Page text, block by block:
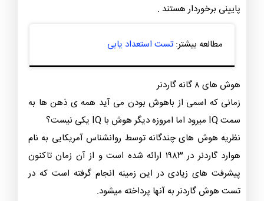
پایینی برخوردار هستند .
مطالعه بیشتر: تست استعداد یابی
هوش های ۸ گانه گاردنر
زمانی که اسمی از باهوش بودن می آید همه ی ذهن ها به
سمت IQ میرود اما امروزه دیگر هوش با IQ یکی نیست؟
نظریه هوش های چندگانه توسط روانشناس آمریکایی به نام
هوارد گاردنر در ۱۹۸۳ ارائه شده است و از آن زمان تاکنون
پیشرفت های زیادی در این زمینه انجام گرفته است که در
تست هوش گاردنر به آنها پرداخته میشود.